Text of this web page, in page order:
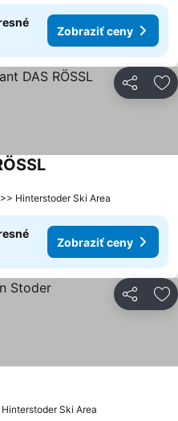
Zobraziť ceny
Zdieľať
Hinterstoder Ski Area
Zobraziť ceny
Zdieľať
Ski Area